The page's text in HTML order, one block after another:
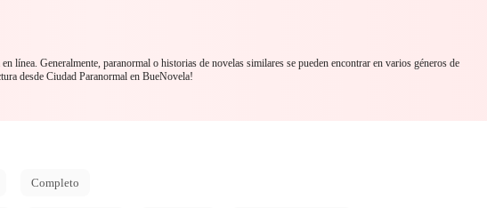
línea. Generalmente, paranormal o historias de novelas similares se pueden encontrar en varios géneros de
desde Ciudad Paranormal en BueNovela!
Completo